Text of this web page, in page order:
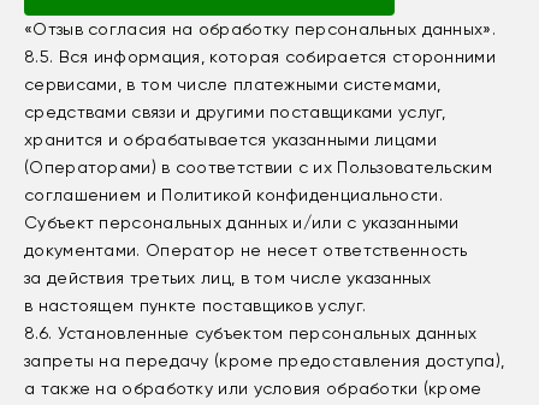
«Отзыв согласия на обработку персональных данных».
8.5. Вся информация, которая собирается сторонними
сервисами, в том числе платежными системами,
средствами связи и другими поставщиками услуг,
хранится и обрабатывается указанными лицами
(Операторами) в соответствии с их Пользовательским
соглашением и Политикой конфиденциальности.
Субъект персональных данных и/или с указанными
документами. Оператор не несет ответственность
за действия третьих лиц, в том числе указанных
в настоящем пункте поставщиков услуг.
8.6. Установленные субъектом персональных данных
запреты на передачу (кроме предоставления доступа),
а также на обработку или условия обработки (кроме